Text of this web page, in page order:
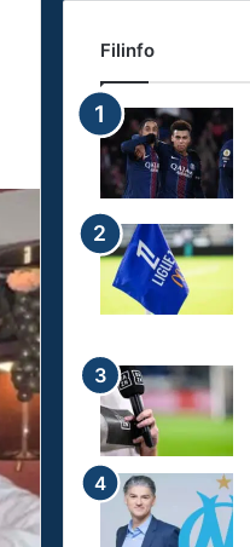
Filinfo